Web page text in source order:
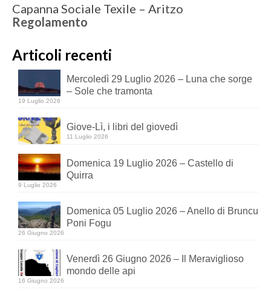
Capanna Sociale Texile – Aritzo
Regolamento
Articoli recenti
Mercoledì 29 Luglio 2026 – Luna che sorge
– Sole che tramonta
19 Luglio 2026
Giove-Lì, i libri del giovedì
11 Luglio 2026
Domenica 19 Luglio 2026 – Castello di
Quirra
9 Luglio 2026
Domenica 05 Luglio 2026 – Anello di Bruncu
Poni Fogu
26 Giugno 2026
Venerdì 26 Giugno 2026 – Il Meraviglioso
mondo delle api
16 Giugno 2026